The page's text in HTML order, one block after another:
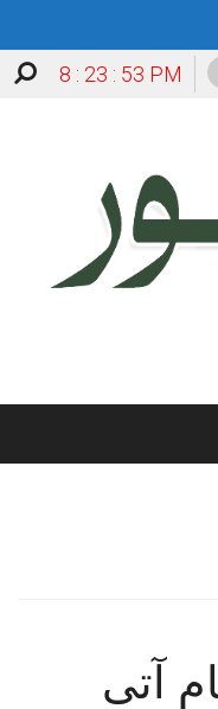
8 : 23 : 53 PM
آتی